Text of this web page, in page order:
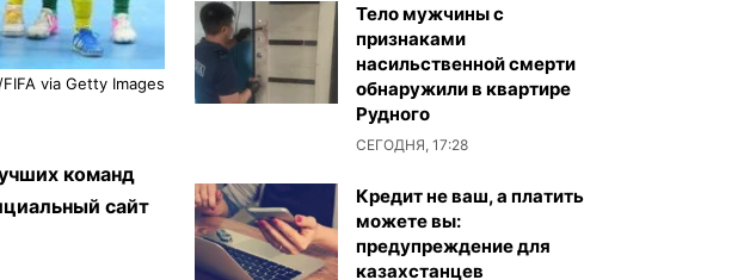
via Getty Images
команд
сайт
Тело мужчины с
признаками
насильственной смерти
обнаружили в квартире
Рудного
СЕГОДНЯ, 17:28
Кредит не ваш, а платить
можете вы:
предупреждение для
казахстанцев